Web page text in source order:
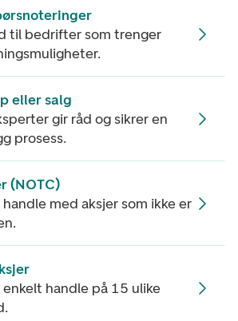
til bedrifter som trenger
eller salg
gir råd og sikrer en
prosess.
(NOTC)
handle med aksjer som ikke er
enkelt handle på 15 ulike